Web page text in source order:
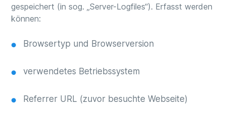
gespeichert (in sog. „Server-Logfiles“). Erfasst werden
können:
Browsertyp und Browserversion
verwendetes Betriebssystem
Referrer URL (zuvor besuchte Webseite)